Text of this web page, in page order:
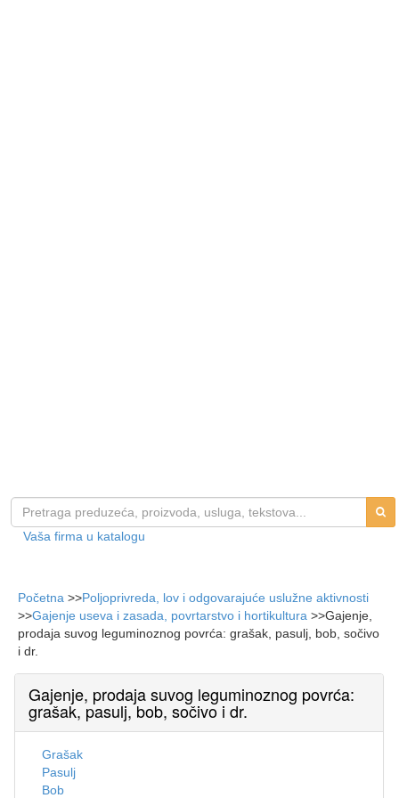
Vaša firma u katalogu
Početna >>Poljoprivreda, lov i odgovarajuće uslužne aktivnosti
>>Gajenje useva i zasada, povrtarstvo i hortikultura >>Gajenje,
prodaja suvog leguminoznog povrća: grašak, pasulj, bob, sočivo
i dr.
Gajenje, prodaja suvog leguminoznog povrća:
grašak, pasulj, bob, sočivo i dr.
Grašak
Pasulj
Bob